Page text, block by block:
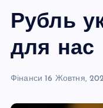
Рубль
для нас
Фінанси 16 Жовтня,